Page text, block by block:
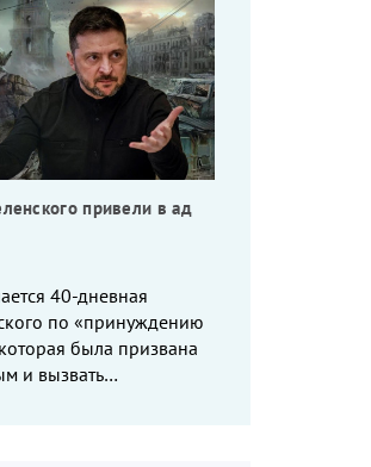
привели в ад
40-дневная
по «принуждению
была призвана
и вызвать